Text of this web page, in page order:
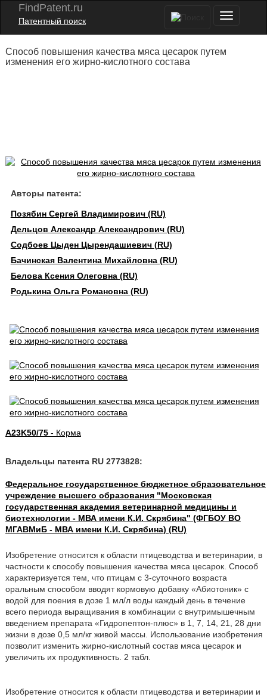
FindPatent.ru
Патентный поиск
Способ повышения качества мяса цесарок путем
изменения его жирно-кислотного состава
Авторы патента:
Позябин Сергей Владимирович (RU)
Дельцов Александр Александрович (RU)
Содбоев Цыден Цырендашиевич (RU)
Бачинская Валентина Михайловна (RU)
Белова Ксения Олеговна (RU)
Родькина Ольга Романовна (RU)
A23K50/75- Корма
Владельцы патента RU 2773828:
Федеральное государственное бюджетное образовательное
учреждение высшего образования "Московская
государственная академия ветеринарной медицины и
биотехнологии - МВА имени К.И. Скрябина" (ФГБОУ ВО
МГАВМиБ - МВА имени К.И. Скрябина) (RU)
Изобретение относится к области птицеводства и ветеринарии, в
частности к способу повышения качества мяса цесарок. Способ
характеризуется тем, что птицам с 3-суточного возраста
оральным способом вводят кормовую добавку «Абиотоник» с
водой для поения в дозе 1 мл/л воды каждый день в течение
всего периода выращивания в комбинации с внутримышечным
введением препарата «Гидропептон-плюс» в 1, 7, 14, 21, 28 дни
жизни в дозе 0,5 мл/кг живой массы. Использование изобретения
позволит изменить жирно-кислотный состав мяса цесарок и
увеличить их продуктивность. 2 табл.
Изобретение относится к области птицеводства и ветеринарии и